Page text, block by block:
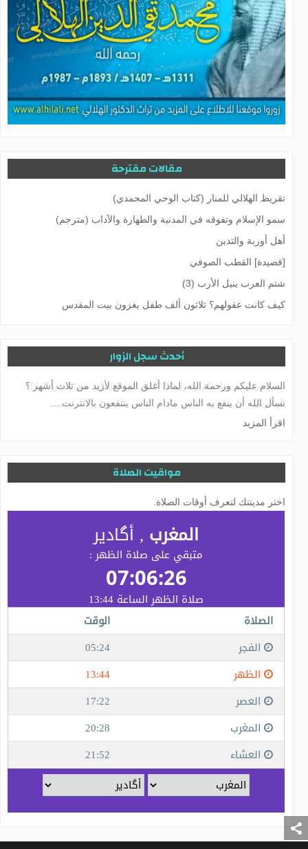
مقالات مقترحة
تقريظ الهلالي للمنار (كتاب الوحي المحمدي)
سمو الإسلام وتفوقه في المدنية والطهارة والآداب (مترجم)
أهل أوربة والتدين
[قصيدة] القطب الصوفي
شتم العرب ينيل الأرب (3)
کیف کانت عقولهم؟ ثلاثون ألف طفل يغزون بيت المقدس
أحدث سجل الزوار
السلام عليكم ورحمة الله، لماذا أغلق الموقع لأزيد من ثلاث أشهر ؟
نسأل الله أن ينفع به الناس مادام الناس ينتفعون بالانترنت....
يشرفني إلى سيادتكم وتنزل لي كتابة الرسائل لد. تقي الدين الهلال
المغربي
اقرأ المزيد
مواقيت الصلاة
اختر مدينتك لتعرف أوقات الصلاة.